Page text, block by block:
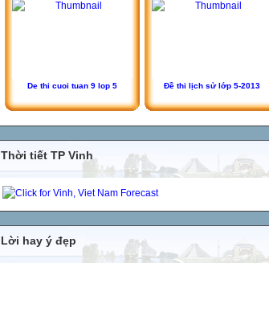
De thi cuoi tuan 9 lop 5 Đề thi lịch sử lớp 5-2013
Thời tiết TP Vinh
Lời hay ý đẹp